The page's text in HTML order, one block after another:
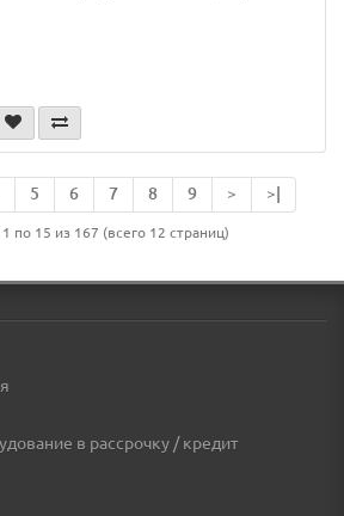
5 6 7 8 9 > >|
по 15 из 167 (всего 12 страниц)
в рассрочку / кредит